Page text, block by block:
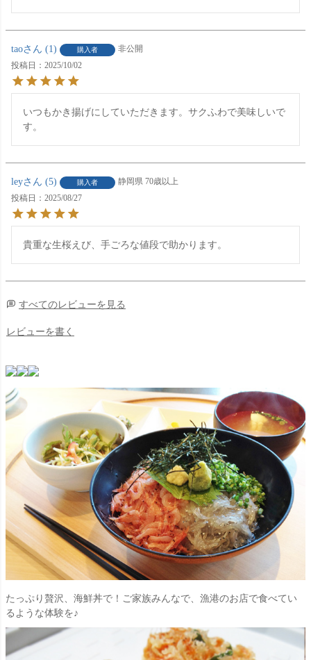
tao 1 購入者
非公開
投稿日
2025/10/02
いつもかき揚げにしていただきます。サクふわで美味しいで
す。
ley 5 購入者 静岡県 70歳以上
投稿日
2025/08/27
貴重な生桜えび、手ごろな値段で助かります。
すべてのレビューを見る
レビューを書く
たっぷり贅沢、海鮮丼で！ご家族みんなで、漁港のお店で食べてい
るような体験を♪